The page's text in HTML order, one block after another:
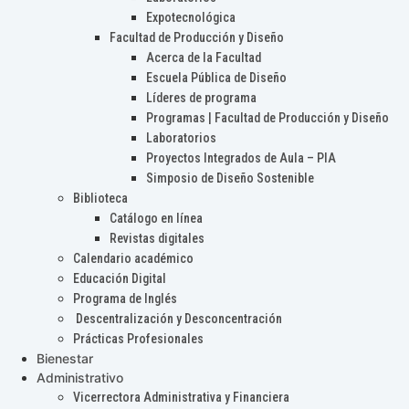
Expotecnológica
Facultad de Producción y Diseño
Acerca de la Facultad
Escuela Pública de Diseño
Líderes de programa
Programas | Facultad de Producción y Diseño
Laboratorios
Proyectos Integrados de Aula – PIA
Simposio de Diseño Sostenible
Biblioteca
Catálogo en línea
Revistas digitales
Calendario académico
Educación Digital
Programa de Inglés
Descentralización y Desconcentración
Prácticas Profesionales
Bienestar
Administrativo
Vicerrectora Administrativa y Financiera